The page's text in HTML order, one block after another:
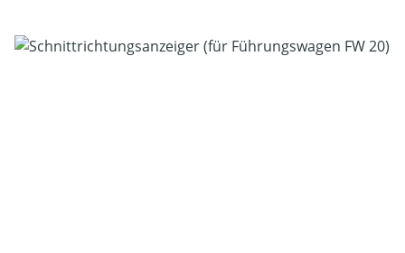
Bildergalerie überspringen